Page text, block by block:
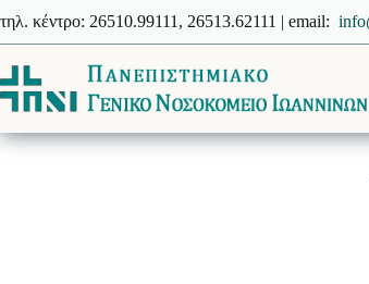
στο
περιεχόμενο
τηλ. κέντρο: 26510.99111, 26513.62111 | email: